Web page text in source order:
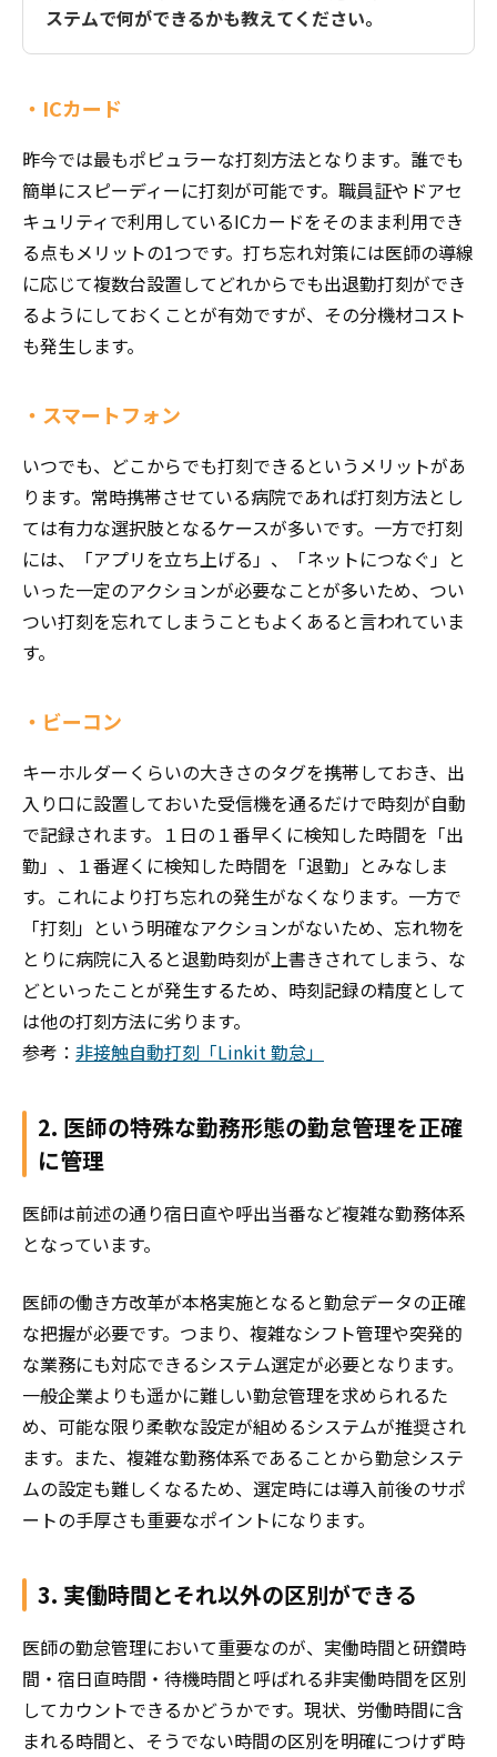
ステムで何ができるかも教えてください。
・ICカード
昨今では最もポピュラーな打刻方法となります。誰でも
簡単にスピーディーに打刻が可能です。職員証やドアセ
キュリティで利用しているICカードをそのまま利用でき
る点もメリットの1つです。打ち忘れ対策には医師の導線
に応じて複数台設置してどれからでも出退勤打刻ができ
るようにしておくことが有効ですが、その分機材コスト
も発生します。
・スマートフォン
いつでも、どこからでも打刻できるというメリットがあ
ります。常時携帯させている病院であれば打刻方法とし
ては有力な選択肢となるケースが多いです。一方で打刻
には、「アプリを立ち上げる」、「ネットにつなぐ」と
いった一定のアクションが必要なことが多いため、つい
つい打刻を忘れてしまうこともよくあると言われていま
す。
・ビーコン
キーホルダーくらいの大きさのタグを携帯しておき、出
入り口に設置しておいた受信機を通るだけで時刻が自動
で記録されます。１日の１番早くに検知した時間を「出
勤」、１番遅くに検知した時間を「退勤」とみなしま
す。これにより打ち忘れの発生がなくなります。一方で
「打刻」という明確なアクションがないため、忘れ物を
とりに病院に入ると退勤時刻が上書きされてしまう、な
どといったことが発生するため、時刻記録の精度として
は他の打刻方法に劣ります。
参考： 非接触自動打刻「Linkit 勤怠」
2. 医師の特殊な勤務形態の勤怠管理を正確
に管理
医師は前述の通り宿日直や呼出当番など複雑な勤務体系
となっています。
医師の働き方改革が本格実施となると勤怠データの正確
な把握が必要です。つまり、複雑なシフト管理や突発的
な業務にも対応できるシステム選定が必要となります。
一般企業よりも遥かに難しい勤怠管理を求められるた
め、可能な限り柔軟な設定が組めるシステムが推奨され
ます。また、複雑な勤務体系であることから勤怠システ
ムの設定も難しくなるため、選定時には導入前後のサポ
ートの手厚さも重要なポイントになります。
3. 実働時間とそれ以外の区別ができる
医師の勤怠管理において重要なのが、実働時間と研鑽時
間・宿日直時間・待機時間と呼ばれる非実働時間を区別
してカウントできるかどうかです。現状、労働時間に含
まれる時間と、そうでない時間の区別を明確につけず時